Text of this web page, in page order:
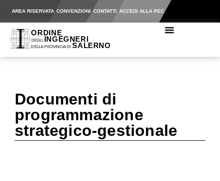
AREA RISERVATA CONVENZIONI CONTATTI ACCEDI ALLA PEC
Documenti di
programmazione
strategico-gestionale